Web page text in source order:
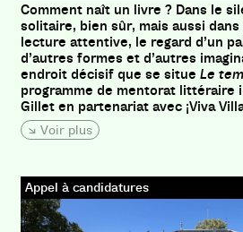
Comment naît un livre ? Dans le
solitaire, bien sûr, mais aussi
lecture attentive, le regard d’un
d’autres formes et d’autres
endroit décisif que se situe Le
programme de mentorat littéraire
Gillet en partenariat avec ¡Viva
Voir plus
Appel à candidatures